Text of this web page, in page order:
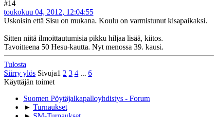
#14
toukokuu 04, 2012, 12:04:55
Uskoisin että Sisu on mukana. Koulu on varmistunut kisapaikaksi.
Sitten niitä ilmoittautumisia pikku hiljaa lisää, kiitos.
Tavoitteena 50 Hesu-kautta. Nyt menossa 39. kausi.
Tulosta
Siirry ylös Sivuja1 2 3 4 ... 6
Käyttäjän toimet
Suomen Pöytäjalkapalloyhdistys - Forum
► Turnaukset